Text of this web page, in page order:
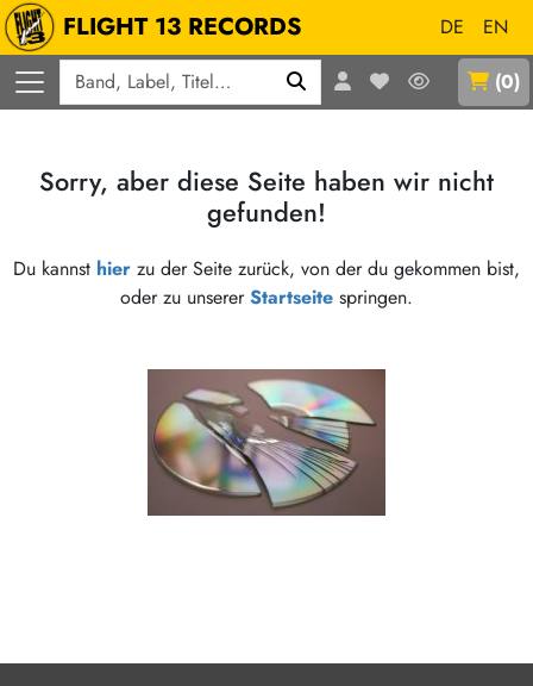
FLIGHT 13 RECORDS DE
EN
(0)
Sorry, aber diese Seite haben wir nicht
gefunden!
Du kannst hier zu der Seite zurück, von der du gekommen bist,
oder zu unsererStartseite springen.